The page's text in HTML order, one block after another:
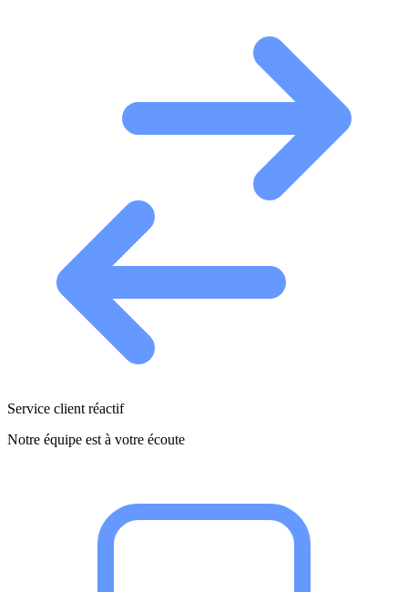
Service client réactif
Notre équipe est à votre écoute